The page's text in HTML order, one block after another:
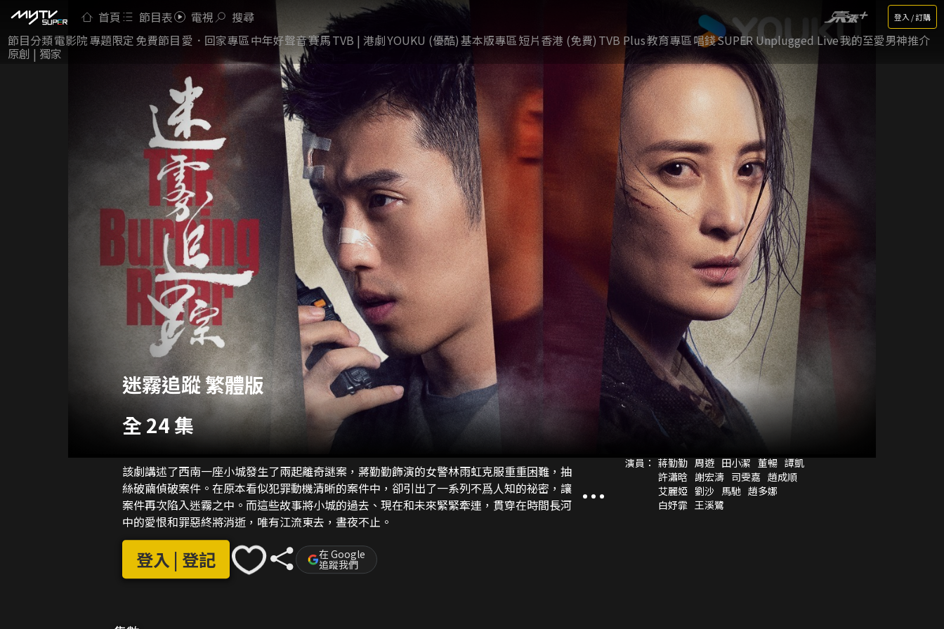
首頁 節目表 電視 搜尋 登入 / 訂購
節目分類電影院專題限定 免費節目 愛．回家專區中年好聲音賽馬TVB | 港劇YOUKU (優酷)基本版專區短片香港 (免費) TVB Plus教育專區唱錢SUPER Unplugged Live我的至愛男神推介
原創 | 獨家
迷霧追蹤 繁體版
全 24 集
該劇講述了西南一座小城發生了兩起離奇謎案，蔣勤勤飾演的女警林雨虹克服重重困難，抽
絲破繭偵破案件。在原本看似犯罪動機清晰的案件中，卻引出了一系列不爲人知的祕密，讓
案件再次陷入迷霧之中。而這些故事將小城的過去、現在和未來緊緊牽連，貫穿在時間長河
中的愛恨和罪惡終將消逝，唯有江流東去，晝夜不止。
登入 | 登記 在 Google
追蹤我們
演員： 蔣勤勤 周遊 田小潔 董暢 譚凱
許瀟晗 謝宏濤 司雯嘉 趙成順
艾麗婭 劉沙 馬馳 趙多娜
白妤霏 王溪鷺